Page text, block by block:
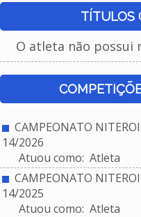
TÍTULOS
O atleta não possui
CAMPEONATO
14/2026
Atuou como: Atleta
CAMPEONATO
14/2025
Atuou como: Atleta